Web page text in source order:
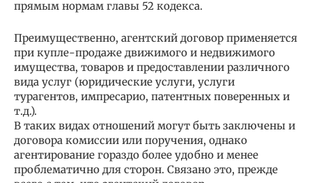
прямым нормам главы 52 кодекса.
Преимущественно, агентский договор применяется
при купле-продаже движимого и недвижимого
имущества, товаров и предоставлении различного
вида услуг (юридические услуги, услуги
турагентов, импресарио, патентных поверенных и
т.д.).
В таких видах отношений могут быть заключены и
договора комиссии или поручения, однако
агентирование гораздо более удобно и менее
проблематично для сторон. Связано это, прежде